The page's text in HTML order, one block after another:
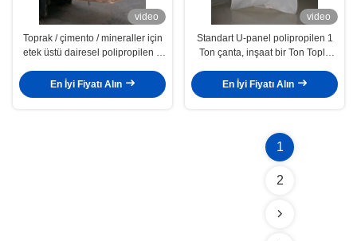
video
Toprak / çimento / mineraller için
etek üstü dairesel polipropilen 1
En İyi Fiyatı Alın
video
Standart U-panel polipropilen 1
Ton çanta, inşaat bir Ton Toplu
En İyi Fiyatı Alın
1
2